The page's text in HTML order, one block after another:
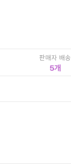
판매자 배송
5